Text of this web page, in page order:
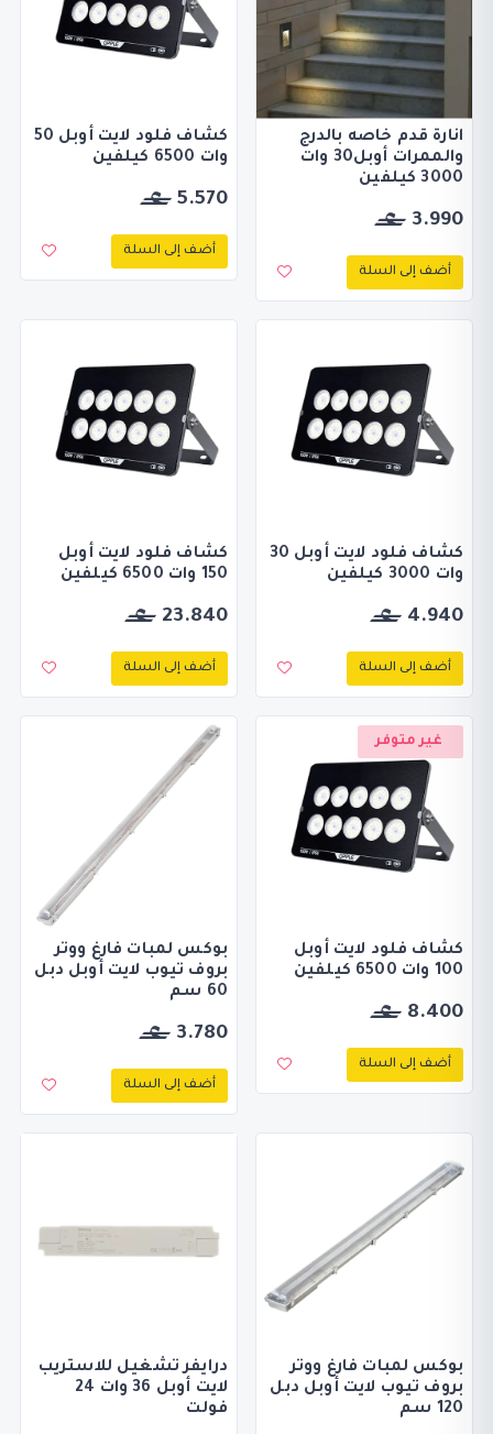
انارة قدم خاصه بالدرج
والممرات أوبل30 وات
3000 كيلفين
3.990
أضف إلى السلة
كشاف فلود لايت أوبل 50
وات 6500 كيلفين
5.570
أضف إلى السلة
كشاف فلود لايت أوبل 30
وات 3000 كيلفين
4.940
أضف إلى السلة
كشاف فلود لايت أوبل
150 وات 6500 كيلفين
23.840
أضف إلى السلة
غير متوفر
كشاف فلود لايت أوبل
100 وات 6500 كيلفين
8.400
أضف إلى السلة
بوكس لمبات فارغ ووتر
بروف تيوب لايت أوبل دبل
60 سم
3.780
أضف إلى السلة
بوكس لمبات فارغ ووتر
بروف تيوب لايت أوبل دبل
120 سم
درايفر تشغيل للاستريب
لايت أوبل 36 وات 24
فولت